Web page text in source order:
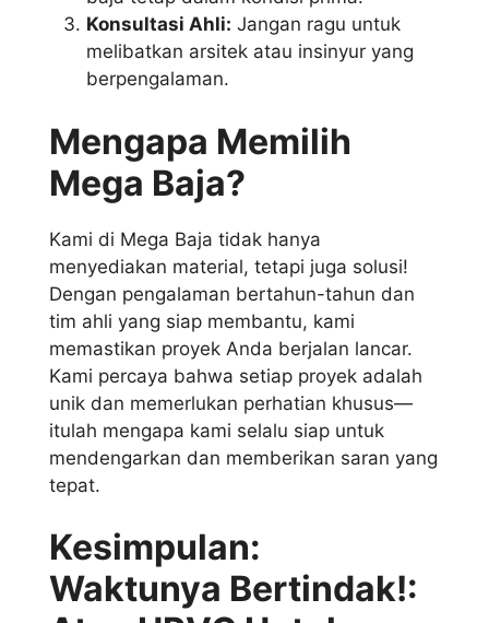
Konsultasi Ahli: Jangan ragu untuk
melibatkan arsitek atau insinyur yang
berpengalaman.
Mengapa Memilih
Mega Baja?
Kami di Mega Baja tidak hanya
menyediakan material, tetapi juga solusi!
Dengan pengalaman bertahun-tahun dan
tim ahli yang siap membantu, kami
memastikan proyek Anda berjalan lancar.
Kami percaya bahwa setiap proyek adalah
unik dan memerlukan perhatian khusus—
itulah mengapa kami selalu siap untuk
mendengarkan dan memberikan saran yang
tepat.
Kesimpulan:
Waktunya Bertindak!: